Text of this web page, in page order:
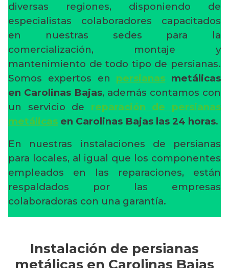
diversas regiones, disponiendo de
especialistas colaboradores capacitados
en nuestras sedes para la
comercialización, montaje y
mantenimiento de todo tipo de persianas.
Somos expertos en persianas metálicas
en Carolinas Bajas, además contamos con
un servicio de reparación de persianas
metálicas en Carolinas Bajas las 24 horas.
En nuestras instalaciones de persianas
para locales, al igual que los componentes
empleados en las reparaciones, están
respaldados por las empresas
colaboradoras con una garantía.
Instalación de persianas
metálicas en Carolinas Bajas